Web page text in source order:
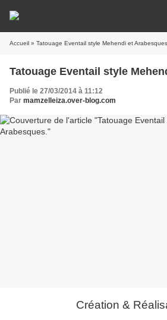
Accueil » Tatouage Eventail style Mehendi et Arabesques.
Tatouage Eventail style
Publié le 27/03/2014 à 11:12
Par mamzelleiza.over-blog.com
Création &